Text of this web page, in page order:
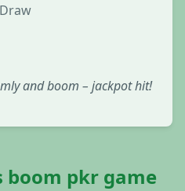
and boom – jackpot hit!
boom pkr game